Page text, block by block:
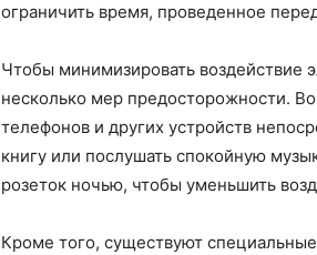
ограничить время, проведенное
Чтобы минимизировать воздействие
несколько мер предосторожности.
телефонов и других устройств
книгу или послушать спокойную
розеток ночью, чтобы уменьшить
Кроме того, существуют